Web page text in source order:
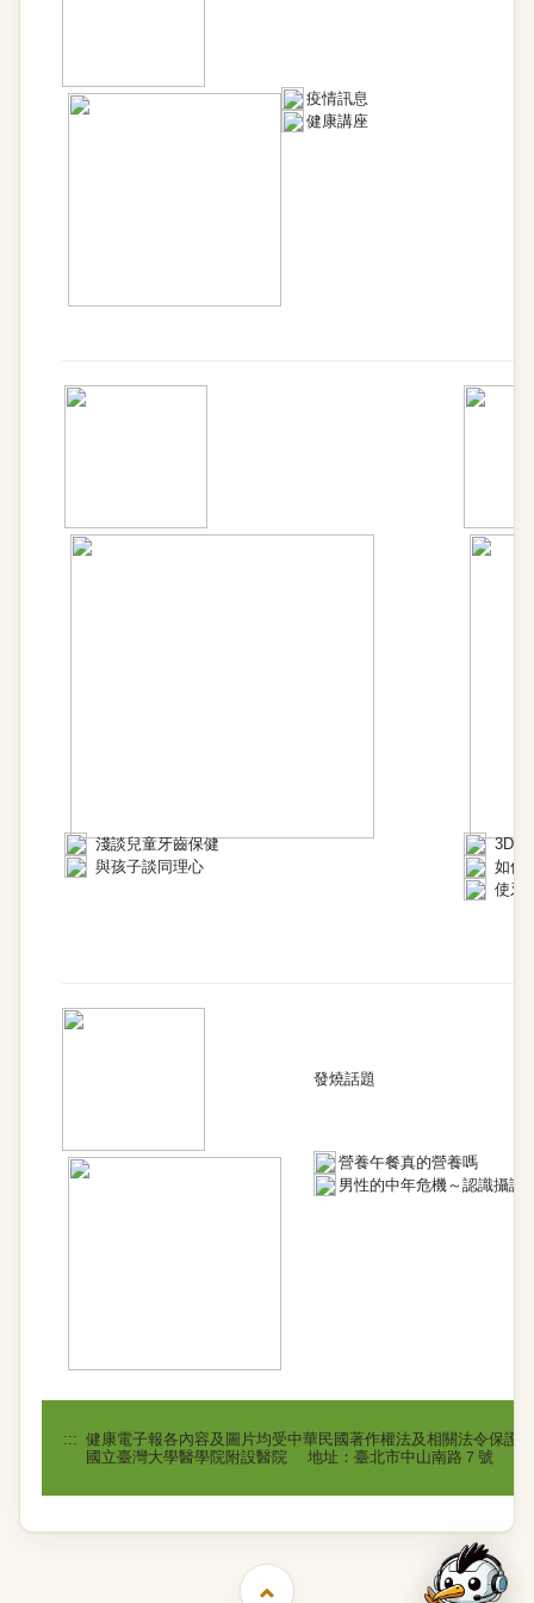
疫情訊息
健康講座
淺談兒童牙齒保健
與孩子談同理心
3D齒
如何
使牙
發燒話題
營養午餐真的營養嗎
男性的中年危機～認識攝護
::: 健康電子報各內容及圖片均受中華民國著作權法及相關法令保護
國立臺灣大學醫學院附設醫院 地址：臺北市中山南路７號 電